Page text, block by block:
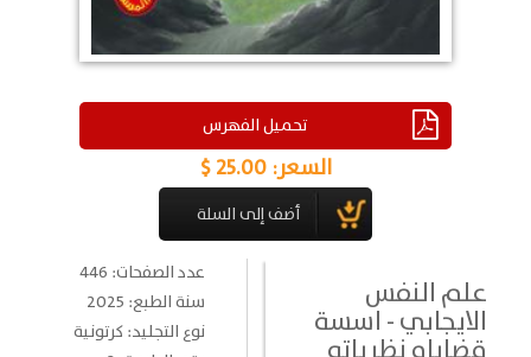
تحميل الفهرس
السعر:25.00 $
علم النفس
الايجابي - اسسة
عدد الصفحات: 446
سنة الطبع: 2025
نوع التجليد: كرتونية